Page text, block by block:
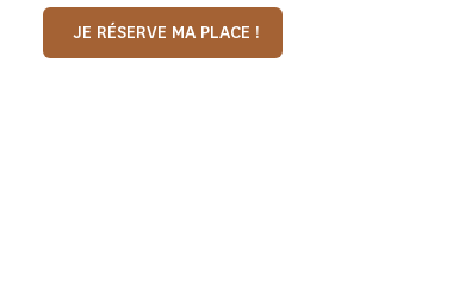
JE RÉSERVE MA PLACE !